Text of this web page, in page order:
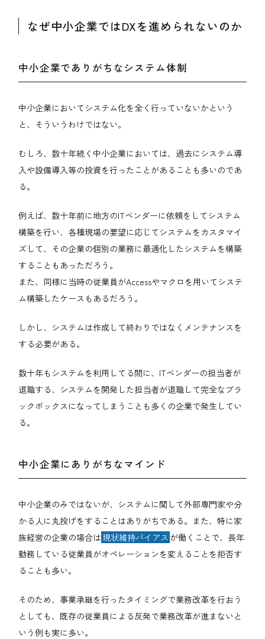
なぜ中小企業ではDXを進められないのか
中小企業でありがちなシステム体制
中小企業においてシステム化を全く行っていないかという
と、そういうわけではない。
むしろ、数十年続く中小企業においては、過去にシステム導
入や設備導入等の投資を行ったことがあることも多いのであ
る。
例えば、数十年前に地方のITベンダーに依頼をしてシステム
構築を行い、各種現場の要望に応じてシステムをカスタマイ
ズして、その企業の個別の業務に最適化したシステムを構築
することもあっただろう。
また、同様に当時の従業員がAccessやマクロを用いてシステ
ム構築したケースもあるだろう。
しかし、システムは作成して終わりではなくメンテナンスを
する必要がある。
数十年もシステムを利用してる間に、ITベンダーの担当者が
退職する、システムを開発した担当者が退職して完全なブラ
ックボックスになってしまうことも多くの企業で発生してい
る。
中小企業にありがちなマインド
中小企業のみではないが、システムに関して外部専門家や分
かる人に丸投げをすることはありがちである。また、特に家
族経営の企業の場合は現状維持バイアス が働くことで、長年
勤務している従業員がオペレーションを変えることを拒否す
ることも多い。
そのため、事業承継を行ったタイミングで業務改革を行おう
としても、既存の従業員による反発で業務改革が進まないと
いう例も実に多い。